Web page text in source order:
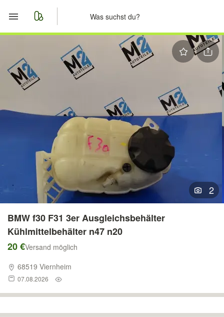
Merkliste
Anzeige aufgeben
2
BMW f30 F31 3er Ausgleichsbehälter
Kühlmittelbehälter n47 n20
20 €Versand möglich
68519 Viernheim
07.08.2026